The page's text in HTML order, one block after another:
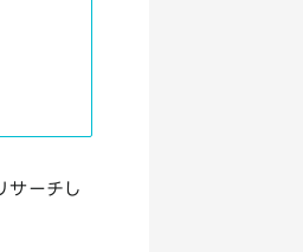
サーチし